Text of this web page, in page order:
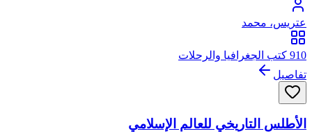
عتريس، محمد
910 كتب الجغرافيا والرحلات
تفاصيل
الأطلس التاريخي للعالم الإسلامي